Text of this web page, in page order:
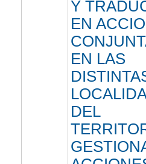
Y
EN
EN LAS
DEL